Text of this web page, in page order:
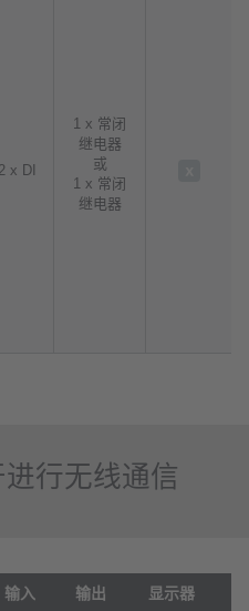
2 x DI
1 x 常闭
继电器
或
1 x 常闭
继电器
行无线通信
输入 输出 显示器